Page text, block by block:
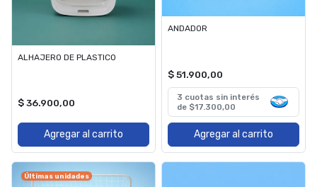
ALHAJERO DE PLASTICO
$ 36.900,00
Agregar al carrito
ANDADOR
$ 51.900,00
3 cuotas sin interés
de $17.300,00
Agregar al carrito
Últimas unidades